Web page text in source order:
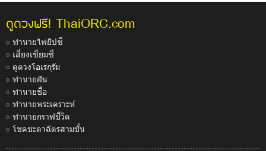
ดูดวงฟรี! ThaiORC.com
ทำนายไพ่ยิปซี
เสี่ยงเซียมซี
ดูดวงโอเรกุรัม
ทำนายฝัน
ทำนายชื่อ
ทำนายพระเคราะห์
ทำนายกราฟชีวิต
โชคชะตาฉัตรสามชั้น